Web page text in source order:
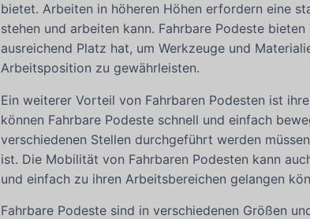
bietet. Arbeiten in höheren Höhen erfordern eine
stehen und arbeiten kann. Fahrbare Podeste
ausreichend Platz hat, um Werkzeuge und
Arbeitsposition zu gewährleisten.
Ein weiterer Vorteil von Fahrbaren Podesten ist
können Fahrbare Podeste schnell und einfach
verschiedenen Stellen durchgeführt werden
ist. Die Mobilität von Fahrbaren Podesten kann
und einfach zu ihren Arbeitsbereichen gelangen
Fahrbare Podeste sind in verschiedenen Größen